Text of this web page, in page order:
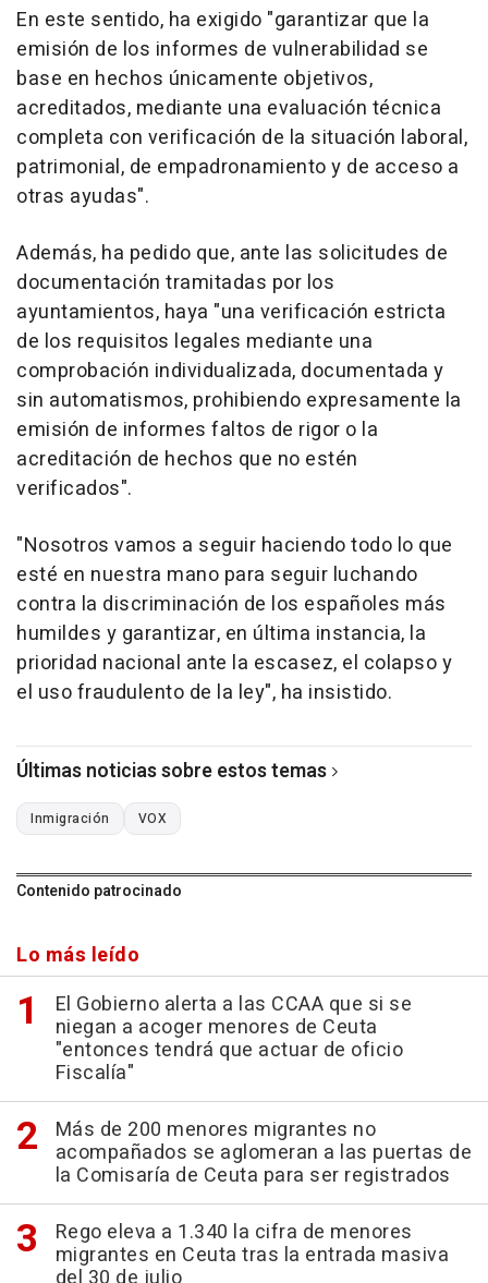
En este sentido, ha exigido "garantizar que la
emisión de los informes de vulnerabilidad se
base en hechos únicamente objetivos,
acreditados, mediante una evaluación técnica
completa con verificación de la situación laboral,
patrimonial, de empadronamiento y de acceso a
otras ayudas".
Además, ha pedido que, ante las solicitudes de
documentación tramitadas por los
ayuntamientos, haya "una verificación estricta
de los requisitos legales mediante una
comprobación individualizada, documentada y
sin automatismos, prohibiendo expresamente la
emisión de informes faltos de rigor o la
acreditación de hechos que no estén
verificados".
"Nosotros vamos a seguir haciendo todo lo que
esté en nuestra mano para seguir luchando
contra la discriminación de los españoles más
humildes y garantizar, en última instancia, la
prioridad nacional ante la escasez, el colapso y
el uso fraudulento de la ley", ha insistido.
Últimas noticias sobre estos temas
Inmigración VOX
Contenido patrocinado
Lo más leído
El Gobierno alerta a las CCAA que si se
niegan a acoger menores de Ceuta
"entonces tendrá que actuar de oficio
Fiscalía"
Más de 200 menores migrantes no
acompañados se aglomeran a las puertas de
la Comisaría de Ceuta para ser registrados
Rego eleva a 1.340 la cifra de menores
migrantes en Ceuta tras la entrada masiva